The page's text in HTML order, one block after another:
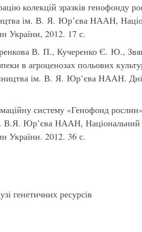
колекцій зразків генофонду
ім. В. Я. Юр’єва НААН,
України, 2012. 17 с.
В. П., Кучеренко Є. Ю.,
в агроценозах польових
ім. В. Я. Юр’єва НААН.
систему «Генофонд
В.Я. Юр’єва НААН, Національний
України. 2012. 36 с.
генетичних ресурсів